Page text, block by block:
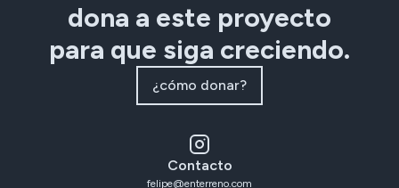
dona a este proyecto
para que siga creciendo.
¿cómo donar?
Contacto
felipe@enterreno.com